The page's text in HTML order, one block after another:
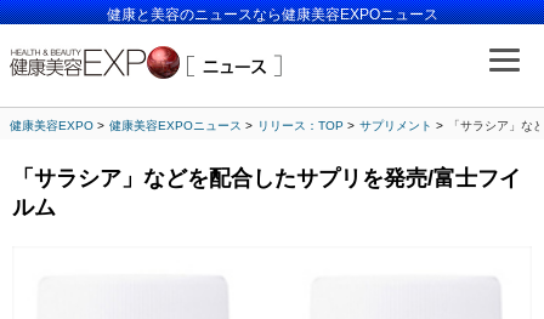
健康と美容のニュースなら健康美容EXPOニュース
健康美容EXPO 健康美容EXPOニュース リリース：TOP サプリメント 「サラシア」な
「サラシア」などを配合したサプリを発売/富士フイ
ルム